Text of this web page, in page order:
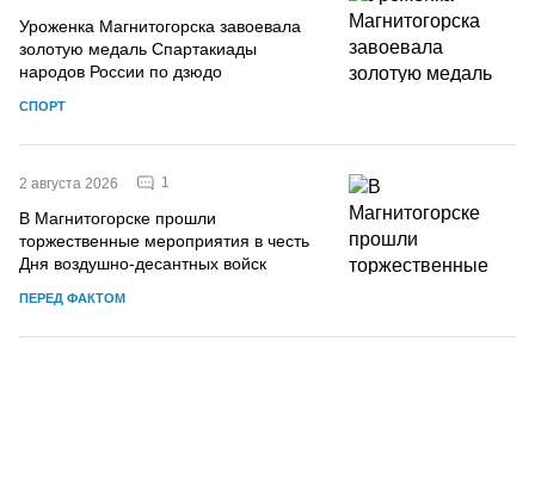
Уроженка Магнитогорска завоевала
золотую медаль Спартакиады
народов России по дзюдо
СПОРТ
2 августа 2026 1
В Магнитогорске прошли
торжественные мероприятия в честь
Дня воздушно-десантных войск
ПЕРЕД ФАКТОМ